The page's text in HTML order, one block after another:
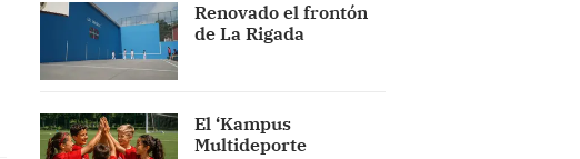
Renovado el frontón
de La Rigada
El ‘Kampus
Multideporte